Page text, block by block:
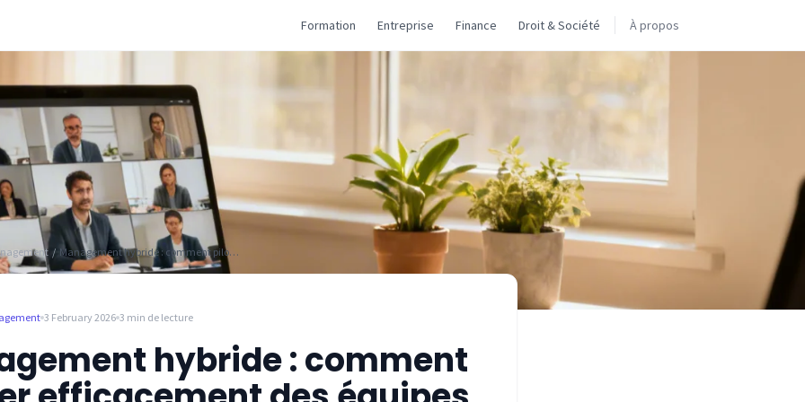
Formation Entreprise Finance Droit & Société À propos
/ Management hybride : comment piloter efficacement des équipes en télétravail
3 February 2026 3 min de lecture
hybride : comment